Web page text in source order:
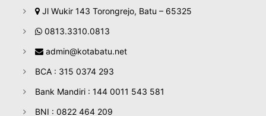
Jl Wukir 143 Torongrejo, Batu – 65325
0813.3310.0813
admin@kotabatu.net
BCA : 315 0374 293
Bank Mandiri : 144 0011 543 581
BNI : 0822 464 209